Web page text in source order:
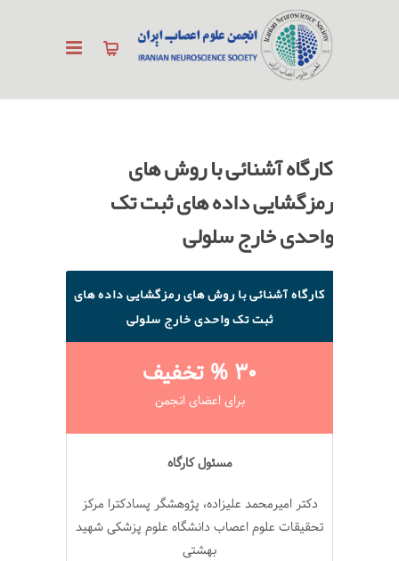
کارگاه آشنائی با روش های
رمزگشایی داده های ثبت تک
واحدی خارج سلولی
کارگاه آشنائی با روش های رمزگشایی داده های
ثبت تک واحدی خارج سلولی
30 % تخفیف
برای اعضای انجمن
مسئول کارگاه
دکتر امیرمحمد علیزاده، پژوهشگر پسادکترا مرکز
تحقیقات علوم اعصاب دانشگاه علوم پزشکی شهید
بهشتی